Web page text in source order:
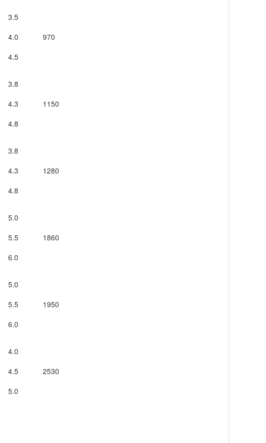
3.5
4.0
4.5
970
3.8
4.3
4.8
1150
3.8
4.3
4.8
1280
5.0
5.5
6.0
1860
5.0
5.5
6.0
1950
4.0
4.5
5.0
2530